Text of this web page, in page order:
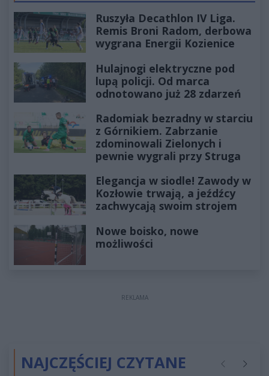
Ruszyła Decathlon IV Liga.
Remis Broni Radom, derbowa
wygrana Energii Kozienice
Hulajnogi elektryczne pod
lupą policji. Od marca
odnotowano już 28 zdarzeń
Radomiak bezradny w starciu
z Górnikiem. Zabrzanie
zdominowali Zielonych i
pewnie wygrali przy Struga
Elegancja w siodle! Zawody w
Kozłowie trwają, a jeźdźcy
zachwycają swoim strojem
Nowe boisko, nowe
możliwości
REKLAMA
NAJCZĘŚCIEJ CZYTANE Poprzednie